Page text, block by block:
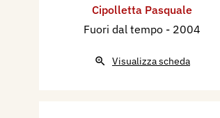
Cipolletta Pasquale
Fuori dal tempo - 2004
Visualizza scheda